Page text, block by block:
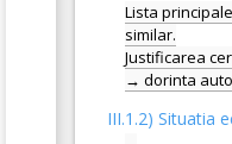
Lista
similar.
Justificarea
III.1.2) Situatia